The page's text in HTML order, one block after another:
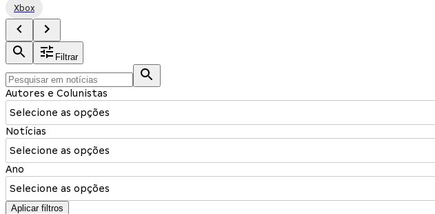
Xbox
Filtrar
Autores e Colunistas
Selecione as opções
Notícias
Selecione as opções
Ano
Selecione as opções
Aplicar filtros